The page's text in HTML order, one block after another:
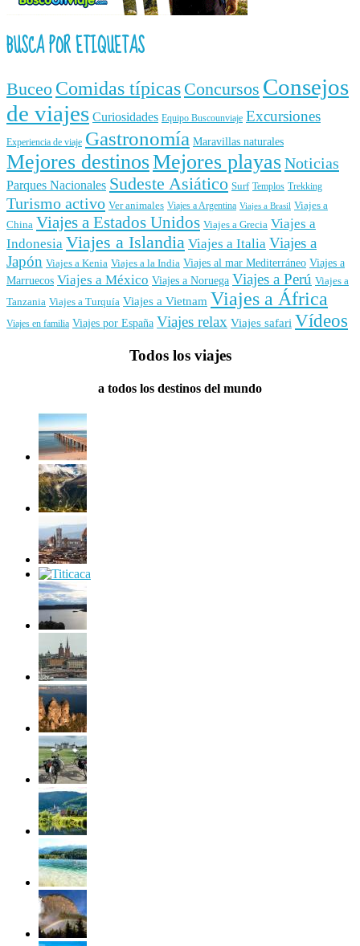
BUSCA POR ETIQUETAS
Buceo Comidas típicas Concursos Consejos
de viajes Curiosidades Equipo Buscounviaje Excursiones
Experiencia de viaje Gastronomía Maravillas naturales
Mejores destinosMejores playasNoticias
Parques Nacionales Sudeste Asiático Surf Templos Trekking
Turismo activo Ver animales Viajes a Argentina Viajes a Brasil Viajes a
China Viajes a Estados Unidos Viajes a Grecia Viajes a
Indonesia Viajes a Islandia Viajes a Italia Viajes a
Japón Viajes a Kenia Viajes a la India Viajes al mar Mediterráneo Viajes a
Marruecos Viajes a México Viajes a Noruega Viajes a Perú Viajes a
Tanzania Viajes a Turquía Viajes a Vietnam Viajes a África
Viajes en familia Viajes por España Viajes relax Viajes safari Vídeos
Todos los viajes
a todos los destinos del mundo